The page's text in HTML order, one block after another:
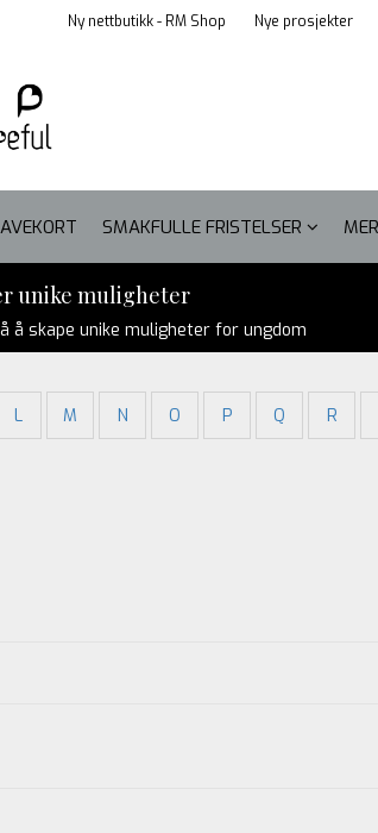
Ny nettbutikk - RM Shop Nye prosjekter
SMAKFULLE FRISTELSER
unike muligheter
å skape unike muligheter for ungdom
L M N O P Q R